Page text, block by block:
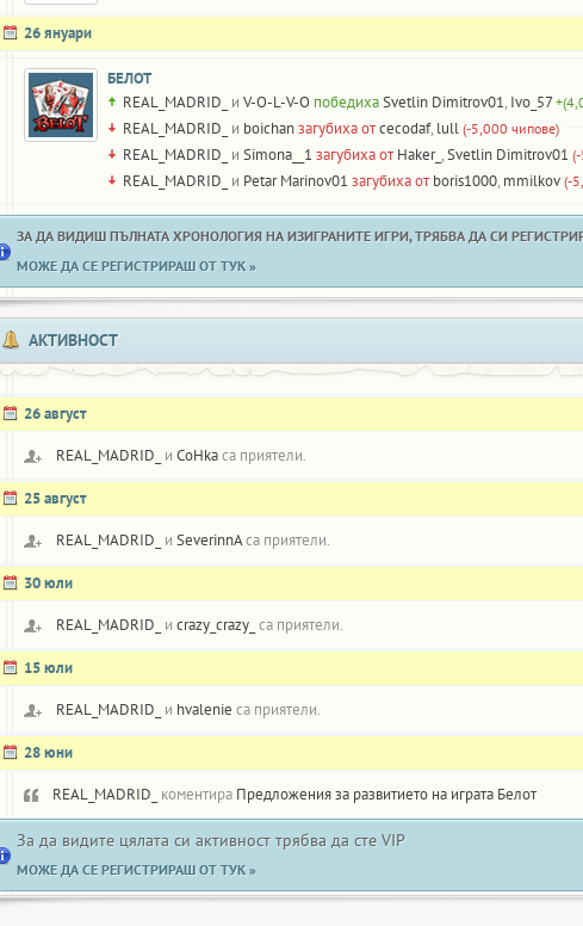
26 януари
БЕЛОТ
REAL_MADRID_ и V-O-L-V-O победихаSvetlin Dimitrov01, Ivo_57
REAL_MADRID_ и boichanзагубиха отcecodaf, lull (-5,000 чипове)
REAL_MADRID_ и Simona__1 загубиха от Haker_ ,Svetlin Dimitrov01
REAL_MADRID_ и Petar Marinov01 загубиха от boris1000, mmilkov (-
ЗА ДА ВИДИШ ПЪЛНАТА ХРОНОЛОГИЯ НА ИЗИГРАНИТЕ ИГРИ, ТРЯБВА ДА СИ
МОЖЕ ДА СЕ РЕГИСТРИРАШ ОТ ТУК »
АКТИВНОСТ
26 август
REAL_MADRID_ и CoHkaса приятели.
25 август
REAL_MADRID_ и SeverinnAса приятели.
30 юли
REAL_MADRID_ и crazy_crazy_ са приятели.
15 юли
REAL_MADRID_ и hvalenie са приятели.
28 юни
REAL_MADRID_ коментира Предложения за развитието на играта Белот
За да видите цялата си активност трябва да сте VIP
МОЖЕ ДА СЕ РЕГИСТРИРАШ ОТ ТУК »